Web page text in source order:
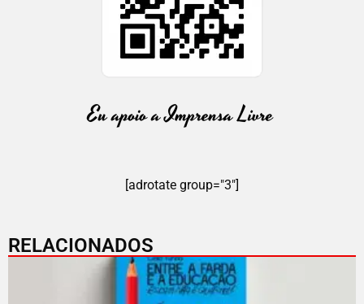
[adrotate group="3"]
RELACIONADOS